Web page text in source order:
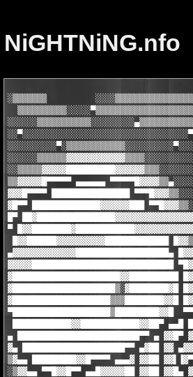
NiGHTNiNG.nfo
░▒▒▒▒▒▒▒
▒▒▓▓▓▓▓█▀▀▀▀▀ ▄▄▄▄▄▄
▓▓▓█▀▀▀▀ ████████████████
▓█▀▀ ██████████████▓▓▓▓▓▓███
█▀
▀
█▓▓██████▓▓▓▓▓▓▓▓▓▓█████████████
▄▓▓▓▓▓▓▓▓▓▓▓▓▓███████████████████▄
▓▓▓▓▓█████████████████████████████
▓██████████████████████▓▓██████████
▓█████████████████████▒░▓████████▓█
▓████████████████████▒▒▒████████▓▓█
▀████████████████████▒█████████▓▓█
████████████▓▓████████████▓▓██▀
▄ █████████████████████████▀▀ ▄
▓▄ █████████████████████▀▀ ▄▓██
▒▓▄▄ █████████▓▓█▀▀▀▀ ▄▄▄▓ ▓▓██
░▒▓▓▄▄ ▀▀█▓▓█▀▀ ▄▄█▓▓▓▓▓██ ▓▓██ ▓▓█▄